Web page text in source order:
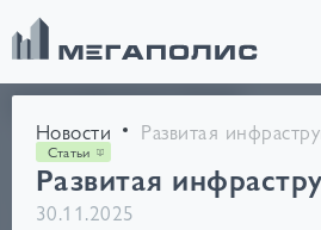
НОВОСТИ
Типы
Новости Статьи
Новости Развитая
Статьи
Развитая
30.11.2025